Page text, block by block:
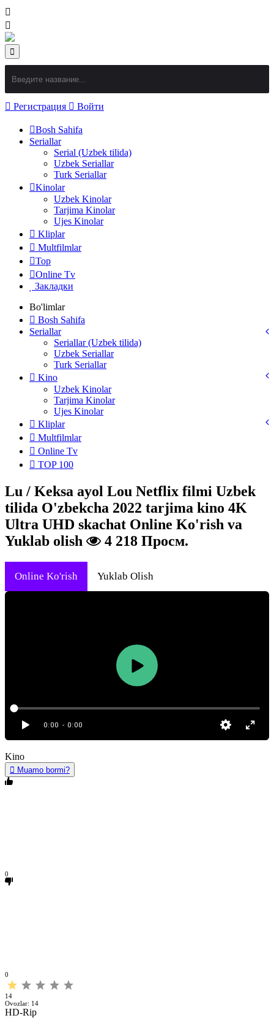
Регистрация Войти
Bosh Sahifa
Seriallar
Serial (Uzbek tilida)
Uzbek Seriallar
Turk Seriallar
Kinolar
Uzbek Kinolar
Tarjima Kinolar
Ujes Kinolar
Kliplar
Multfilmlar
Top
Online Tv
Закладки
Bo'limlar
Bosh Sahifa
Seriallar
Seriallar (Uzbek tilida)
Uzbek Seriallar
Turk Seriallar
Kino
Uzbek Kinolar
Tarjima Kinolar
Ujes Kinolar
Kliplar
Multfilmlar
Online Tv
TOP 100
Lu / Keksa ayol Lou Netflix filmi Uzbek
tilida O'zbekcha 2022 tarjima kino 4K
Ultra UHD skachat Online Ko'rish va
Yuklab olish
4 218 Просм.
Online Ko'rish Yuklab Olish
0:00 - 0:00
Kino
Muamo bormi?
0
0
14
Ovozlar: 14
HD-Rip